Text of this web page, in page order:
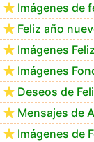
Imágenes de
Feliz año
Imágenes
Imágenes
Deseos de
Mensajes de
Imágenes de